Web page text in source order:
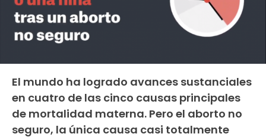
El mundo ha logrado avances sustanciales
en cuatro de las cinco causas principales
de mortalidad materna. Pero el aborto no
seguro, la única causa casi totalmente